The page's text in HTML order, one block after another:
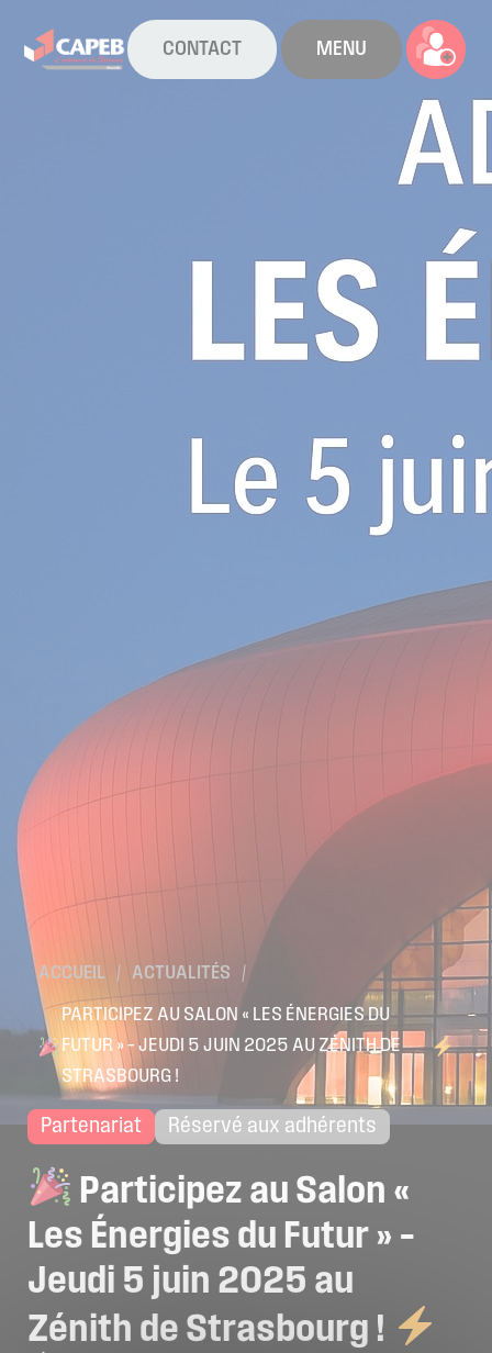
CONTACT MENU
Boîte à outils
Location de salles
Espace adhérent
Nos partenaires
Billetterie
ACCUEIL / ACTUALITÉS
/
PARTICIPEZ AU SALON « LES ÉNERGIES DU
FUTUR » – JEUDI 5 JUIN 2025 AU ZÉNITH DE
STRASBOURG !
Partenariat Réservé aux adhérents
Participez au Salon «
Les Énergies du Futur» –
Jeudi 5 juin 2025 au
Zénith de Strasbourg !